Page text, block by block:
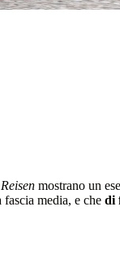
mostrano un
media, e che di